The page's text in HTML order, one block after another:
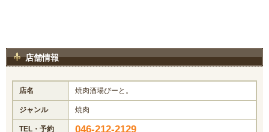
店舗情報
店名 焼肉酒場びーと。
ジャンル 焼肉
TEL・予約 046-212-2129